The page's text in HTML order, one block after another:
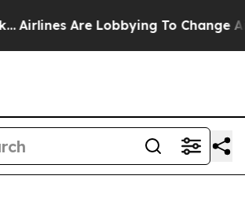
Are Lobbying To Change Airfare